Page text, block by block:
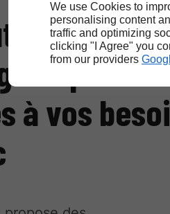
We use Cookies to
personalising content
traffic and optimizing
clicking "I Agree" you
from our providers
de
et
à vos